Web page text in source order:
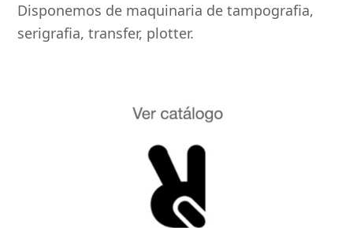
Disponemos de maquinaria de tampografia,
serigrafia, transfer, plotter.